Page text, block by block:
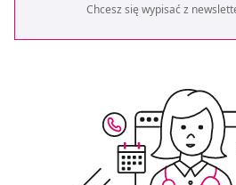
Chcesz się wypisać z